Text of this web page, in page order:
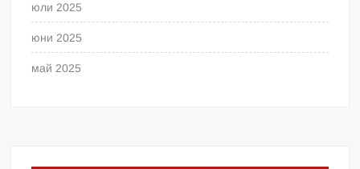
юли 2025
юни 2025
май 2025